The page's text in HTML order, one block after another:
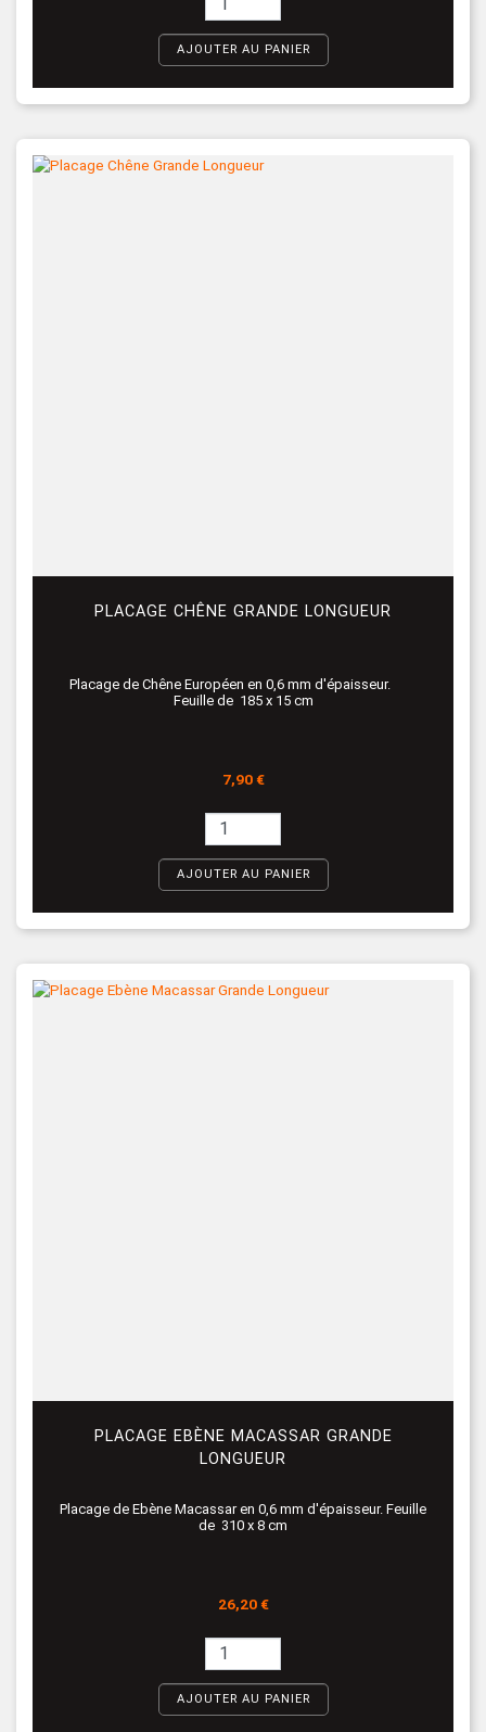
AJOUTER AU PANIER
PLACAGE CHÊNE GRANDE LONGUEUR
Placage de Chêne Européen en 0,6 mm d'épaisseur.
Feuille de 185 x 15 cm
Prix
7,90 €
AJOUTER AU PANIER
PLACAGE EBÈNE MACASSAR GRANDE
LONGUEUR
Placage de Ebène Macassar en 0,6 mm d'épaisseur. Feuille
de 310 x 8 cm
Prix
26,20 €
AJOUTER AU PANIER